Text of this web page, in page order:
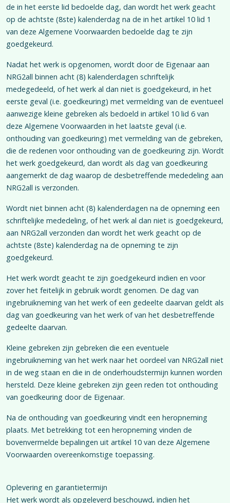
de in het eerste lid bedoelde dag, dan wordt het werk geacht
op de achtste (8ste) kalenderdag na de in het artikel 10 lid 1
van deze Algemene Voorwaarden bedoelde dag te zijn
goedgekeurd.
Nadat het werk is opgenomen, wordt door de Eigenaar aan
NRG2all binnen acht (8) kalenderdagen schriftelijk
medegedeeld, of het werk al dan niet is goedgekeurd, in het
eerste geval (i.e. goedkeuring) met vermelding van de eventueel
aanwezige kleine gebreken als bedoeld in artikel 10 lid 6 van
deze Algemene Voorwaarden in het laatste geval (i.e.
onthouding van goedkeuring) met vermelding van de gebreken,
die de redenen voor onthouding van de goedkeuring zijn. Wordt
het werk goedgekeurd, dan wordt als dag van goedkeuring
aangemerkt de dag waarop de desbetreffende mededeling aan
NRG2all is verzonden.
Wordt niet binnen acht (8) kalenderdagen na de opneming een
schriftelijke mededeling, of het werk al dan niet is goedgekeurd,
aan NRG2all verzonden dan wordt het werk geacht op de
achtste (8ste) kalenderdag na de opneming te zijn
goedgekeurd.
Het werk wordt geacht te zijn goedgekeurd indien en voor
zover het feitelijk in gebruik wordt genomen. De dag van
ingebruikneming van het werk of een gedeelte daarvan geldt als
dag van goedkeuring van het werk of van het desbetreffende
gedeelte daarvan.
Kleine gebreken zijn gebreken die een eventuele
ingebruikneming van het werk naar het oordeel van NRG2all niet
in de weg staan en die in de onderhoudstermijn kunnen worden
hersteld. Deze kleine gebreken zijn geen reden tot onthouding
van goedkeuring door de Eigenaar.
Na de onthouding van goedkeuring vindt een heropneming
plaats. Met betrekking tot een heropneming vinden de
bovenvermelde bepalingen uit artikel 10 van deze Algemene
Voorwaarden overeenkomstige toepassing.
Oplevering en garantietermijn
Het werk wordt als opgeleverd beschouwd, indien het